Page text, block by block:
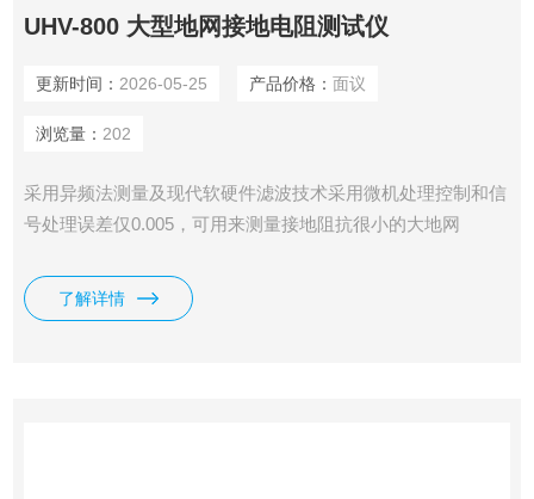
UHV-800 大型地网接地电阻测试仪
更新时间： 2026-05-25 产品价格： 面议
浏览量： 202
采用异频法测量及现代软硬件滤波技术采用微机处理控制和信
号处理误差仅0.005，可用来测量接地阻抗很小的大地网
了解详情